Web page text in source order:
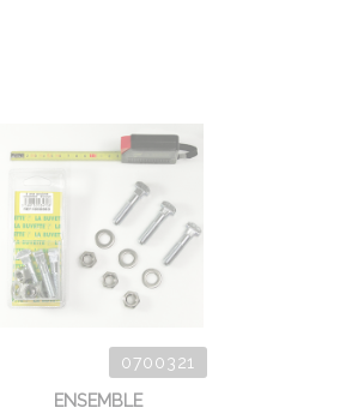
0700321
ENSEMBLE